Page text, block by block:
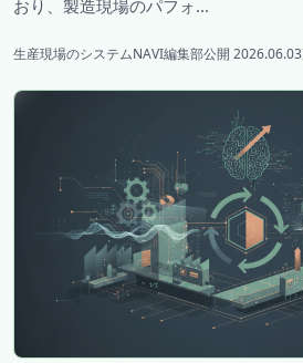
おり、製造現場のパフォ...
生産現場のシステムNAVI編集部公開 2026.06.03